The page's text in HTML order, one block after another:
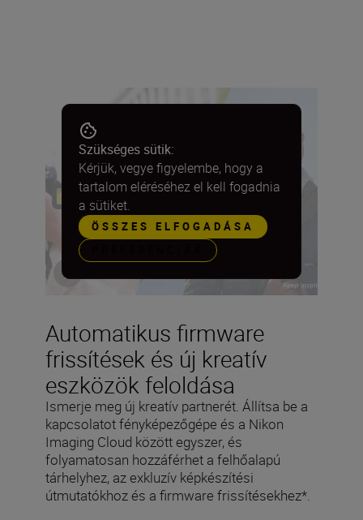
Automatikus firmware
frissítések és új kreatív
eszközök feloldása
Ismerje meg új kreatív partnerét. Állítsa be a
kapcsolatot fényképezőgépe és a Nikon
Imaging Cloud között egyszer, és
folyamatosan hozzáférhet a felhőalapú
tárhelyhez, az exkluzív képkészítési
útmutatókhoz és a firmware frissítésekhez*.
Szükséges sütik:
Kérjük, vegye figyelembe, hogy a
tartalom eléréséhez el kell fogadnia
a sütiket.
ÖSSZES ELFOGADÁSA